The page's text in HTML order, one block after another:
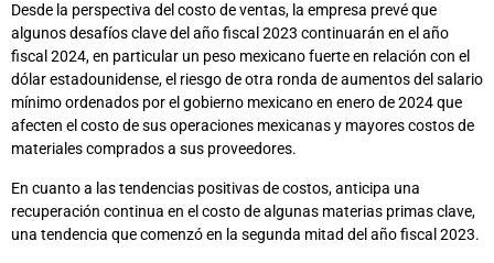
Desde la perspectiva del costo de ventas, la empresa prevé que
algunos desafíos clave del año fiscal 2023 continuarán en el año
fiscal 2024, en particular un peso mexicano fuerte en relación con el
dólar estadounidense, el riesgo de otra ronda de aumentos del salario
mínimo ordenados por el gobierno mexicano en enero de 2024 que
afecten el costo de sus operaciones mexicanas y mayores costos de
materiales comprados a sus proveedores.
En cuanto a las tendencias positivas de costos, anticipa una
recuperación continua en el costo de algunas materias primas clave,
una tendencia que comenzó en la segunda mitad del año fiscal 2023.